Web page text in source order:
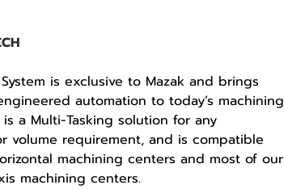
System is exclusive to Mazak and brings
automation to today’s machining
a Multi-Tasking solution for any
volume requirement, and is compatible
machining centers and most of our
machining centers.